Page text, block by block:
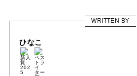
WRITTEN BY
ひなこ